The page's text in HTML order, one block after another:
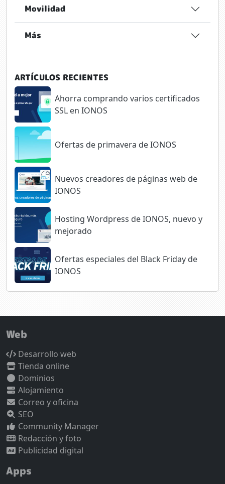
Movilidad
Más
ARTÍCULOS RECIENTES
Ahorra comprando varios certificados
SSL en IONOS
Ofertas de primavera de IONOS
Nuevos creadores de páginas web de
IONOS
Hosting Wordpress de IONOS, nuevo y
mejorado
Ofertas especiales del Black Friday de
IONOS
Web
Desarrollo web
Tienda online
Dominios
Alojamiento
Correo y oficina
SEO
Community Manager
Redacción y foto
Publicidad digital
Apps